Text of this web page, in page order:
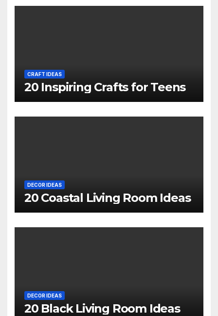
CRAFT IDEAS
20 Inspiring Crafts for Teens
DECOR IDEAS
20 Coastal Living Room Ideas
DECOR IDEAS
20 Black Living Room Ideas